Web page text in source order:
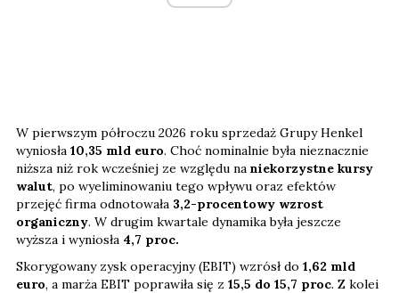
W pierwszym półroczu 2026 roku sprzedaż Grupy Henkel
wyniosła 10,35 mld euro. Choć nominalnie była nieznacznie
niższa niż rok wcześniej ze względu na niekorzystne kursy
walut, po wyeliminowaniu tego wpływu oraz efektów
przejęć firma odnotowała 3,2-procentowy wzrost
organiczny. W drugim kwartale dynamika była jeszcze
wyższa i wyniosła 4,7 proc.
Skorygowany zysk operacyjny (EBIT) wzrósł do 1,62 mld
euro, a marża EBIT poprawiła się z 15,5 do 15,7 proc. Z kolei